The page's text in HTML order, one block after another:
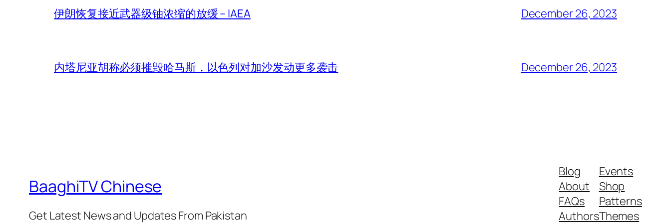
伊朗恢复接近武器级铀浓缩的放缓 – IAEA December 26, 2023
内塔尼亚胡称必须摧毁哈马斯，以色列对加沙发动更多袭击 December 26, 2023
BaaghiTV Chinese
Get Latest News and Updates From Pakistan
Blog
About
FAQs
Authors
Events
Shop
Patterns
Themes